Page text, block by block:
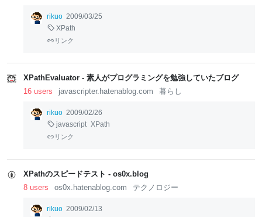
rikuo 2009/03/25
XPath
リンク
XPathEvaluator - 素人がプログラミングを勉強していたブログ
16 users
javascripter.hatenablog.com 暮らし
rikuo 2009/02/26
javascript XPath
リンク
XPathのスピードテスト - os0x.blog
8 users
os0x.hatenablog.com テクノロジー
rikuo 2009/02/13